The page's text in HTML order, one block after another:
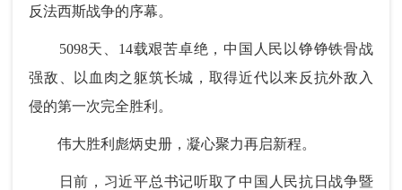
反法西斯战争的序幕。
5098天、14载艰苦卓绝，中国人民以铮铮铁骨战
强敌、以血肉之躯筑长城，取得近代以来反抗外敌入
侵的第一次完全胜利。
伟大胜利彪炳史册，凝心聚力再启新程。
日前，习近平总书记听取了中国人民抗日战争暨